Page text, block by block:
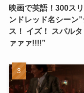
映画で英語！300ス
ンドレッド名シーン”
ス！ イズ！ スパル
ァァァ!!!!”